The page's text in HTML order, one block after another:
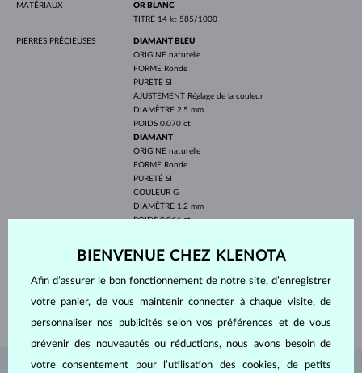
MATÉRIAUX
OR BLANC
TITRE 14 kt 585/1000
PIERRES PRÉCIEUSES
DIAMANT BLEU
ORIGINE naturelle
FORME Ronde
PURETÉ SI
AJUSTEMENT Réglage de la couleur
DIAMÈTRE 2.5 mm
POIDS 0.070 ct
DIAMANT
ORIGINE naturelle
FORME Ronde
PURETÉ SI
COULEUR G
DIAMÈTRE 1.2 mm
POIDS0.064 ct
6.30 mm
LONGEUR 180.00 mm
POIDS 1.45 g
BIENVENUE CHEZ KLENOTA
Afin d’assurer le bon fonctionnement de notre site, d’enregistrer
votre panier, de vous maintenir connecter à chaque visite, de
personnaliser nos publicités selon vos préférences et de vous
prévenir des nouveautés ou réductions, nous avons besoin de
votre consentement pour l’utilisation des cookies, de petits